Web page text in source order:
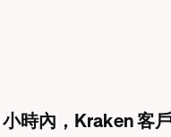
時內，Kraken 客